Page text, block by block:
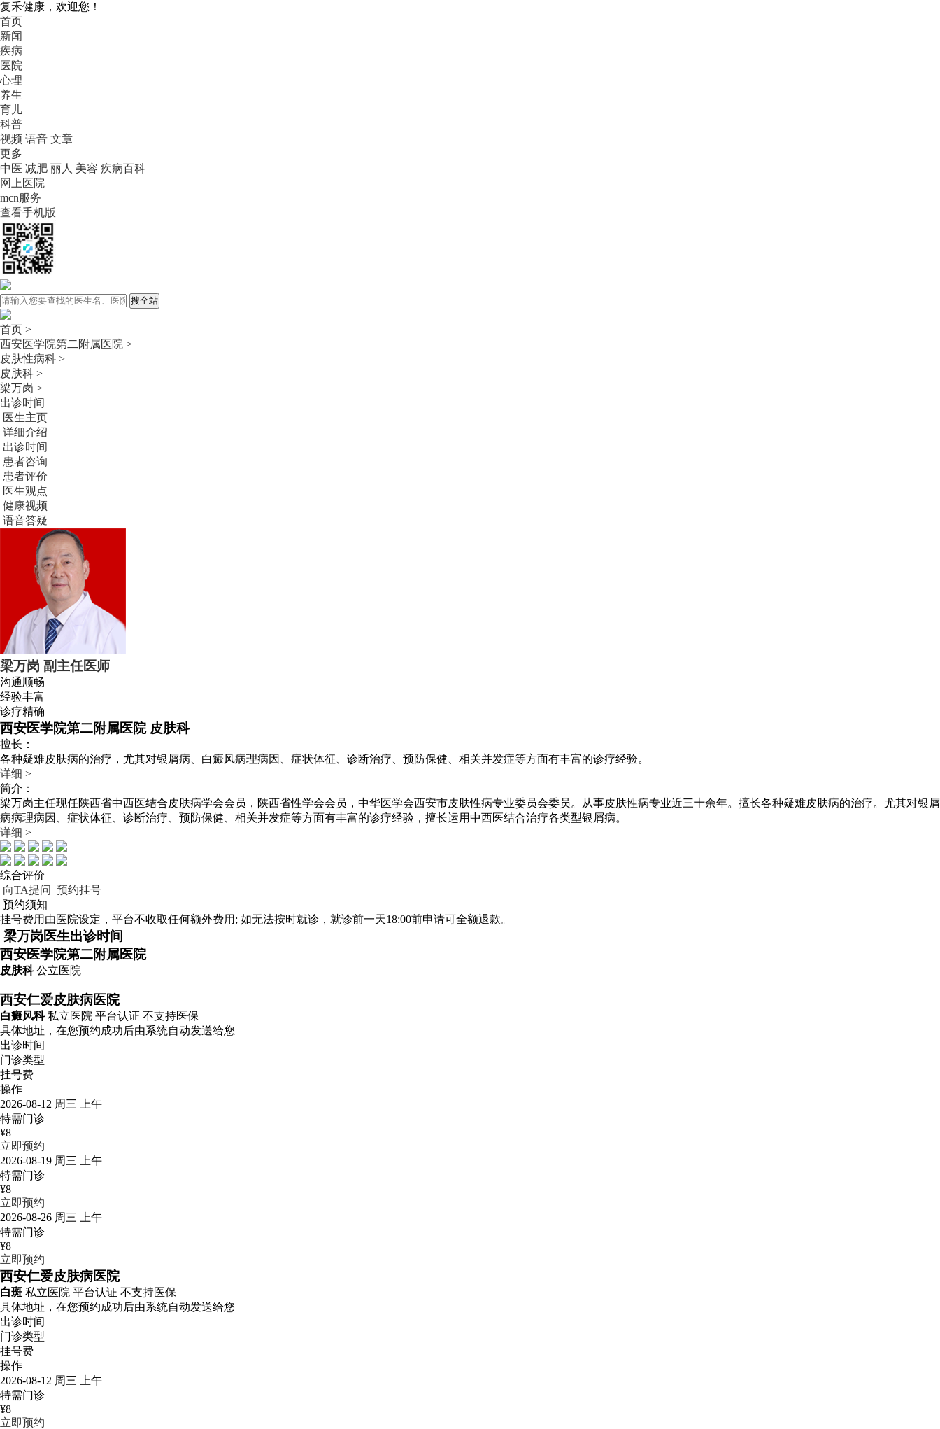
复禾健康，欢迎您！
首页
新闻
疾病
医院
心理
养生
育儿
科普
视频 语音 文章
更多
中医 减肥 丽人 美容 疾病百科
网上医院
mcn服务
查看手机版
搜全站
首页 >
西安医学院第二附属医院 >
皮肤性病科 >
皮肤科 >
梁万岗 >
出诊时间
医生主页
详细介绍
出诊时间
患者咨询
患者评价
医生观点
健康视频
语音答疑
梁万岗 副主任医师
沟通顺畅
经验丰富
诊疗精确
西安医学院第二附属医院 皮肤科
擅长：
各种疑难皮肤病的治疗，尤其对银屑病、白癜风病理病因、症状体征、诊断治疗、预防保健、相关并发症等方面有丰富的诊疗经验。
详细 >
简介：
梁万岗主任现任陕西省中西医结合皮肤病学会会员，陕西省性学会会员，中华医学会西安市皮肤性病专业委员会委员。从事皮肤性病专业近三十余年。擅长各种疑难皮肤病的治疗。尤其对银屑
病病理病因、症状体征、诊断治疗、预防保健、相关并发症等方面有丰富的诊疗经验，擅长运用中西医结合治疗各类型银屑病。
详细 >
综合评价
向TA提问 预约挂号
预约须知
挂号费用由医院设定，平台不收取任何额外费用; 如无法按时就诊，就诊前一天18:00前申请可全额退款。
梁万岗医生出诊时间
西安医学院第二附属医院
皮肤科 公立医院
西安仁爱皮肤病医院
白癜风科 私立医院 平台认证 不支持医保
具体地址，在您预约成功后由系统自动发送给您
出诊时间
门诊类型
挂号费
操作
2026-08-12 周三 上午
特需门诊
¥8
立即预约
2026-08-19 周三 上午
特需门诊
¥8
立即预约
2026-08-26 周三 上午
特需门诊
¥8
立即预约
西安仁爱皮肤病医院
白斑 私立医院 平台认证 不支持医保
具体地址，在您预约成功后由系统自动发送给您
出诊时间
门诊类型
挂号费
操作
2026-08-12 周三 上午
特需门诊
¥8
立即预约